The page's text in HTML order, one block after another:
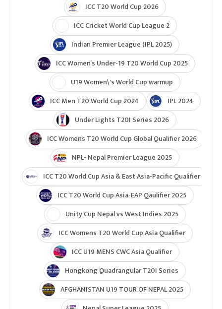
ICC T20 World Cup 2026
ICC Cricket World Cup League 2
Indian Premier League (IPL 2025)
ICC Women’s Under-19 T20 World Cup 2025
U19 Women\'s World Cup warmup
ICC Men T20 World Cup 2024
IPL 2024
Under Lights T20I Series 2026
ICC Womens T20 World Cup Global Qualifier 2026
NPL- Nepal Premier League 2025
ICC T20 World Cup Asia & East Asia-Pacific Qualifier
ICC T20 World Cup Asia-EAP Qaulifier 2025
Unity Cup Nepal vs West Indies 2025
ICC Womens T20 World Cup Asia Qualifier
ICC U19 MENS CWC Asia Qualifier
Hongkong Quadrangular T20I Series
AFGHANISTAN U19 TOUR OF NEPAL 2025